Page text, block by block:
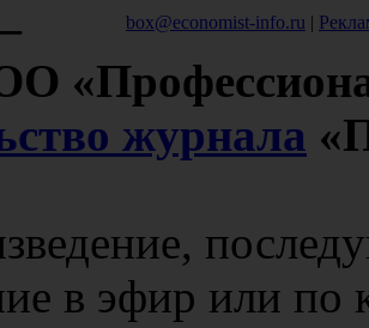
box@economist-info.ru |
журнала
в эфир или по